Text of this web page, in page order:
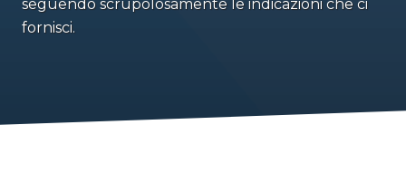
seguendo scrupolosamente le indicazioni che ci
fornisci.